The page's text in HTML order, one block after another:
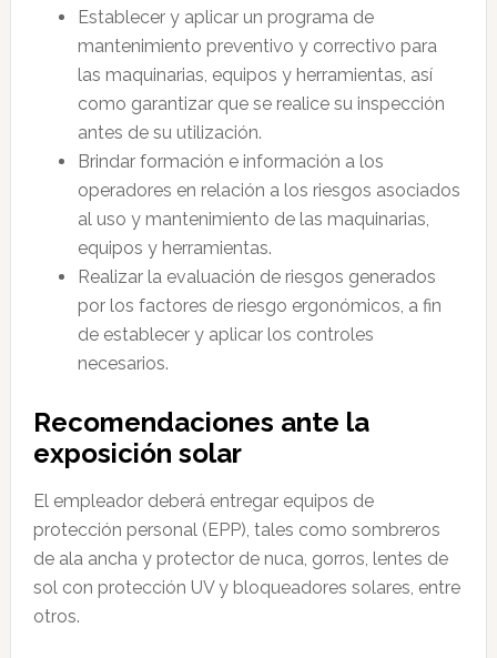
Establecer y aplicar un programa de
mantenimiento preventivo y correctivo para
las maquinarias, equipos y herramientas, así
como garantizar que se realice su inspección
antes de su utilización.
Brindar formación e información a los
operadores en relación a los riesgos asociados
al uso y mantenimiento de las maquinarias,
equipos y herramientas.
Realizar la evaluación de riesgos generados
por los factores de riesgo ergonómicos, a fin
de establecer y aplicar los controles
necesarios.
Recomendaciones ante la
exposición solar
El empleador deberá entregar equipos de
protección personal (EPP), tales como sombreros
de ala ancha y protector de nuca, gorros, lentes de
sol con protección UV y bloqueadores solares, entre
otros.